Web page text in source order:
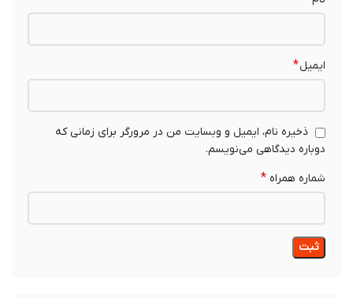
ایمیل*
ذخیره نام، ایمیل و وبسایت من در مرورگر برای زمانی که
دوباره دیدگاهی می‌نویسم.
شماره همراه*